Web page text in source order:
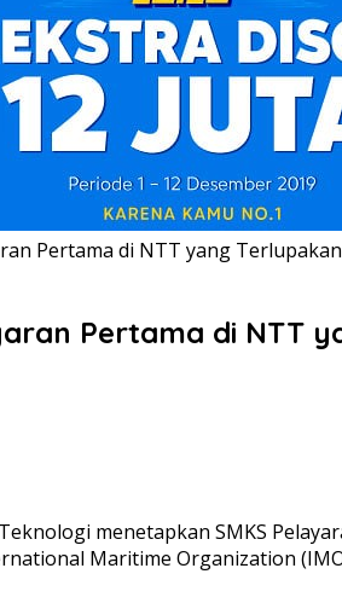
Pertama di NTT yang Terlupakan
Pertama di NTT
menetapkan SMKS
Maritime Organization